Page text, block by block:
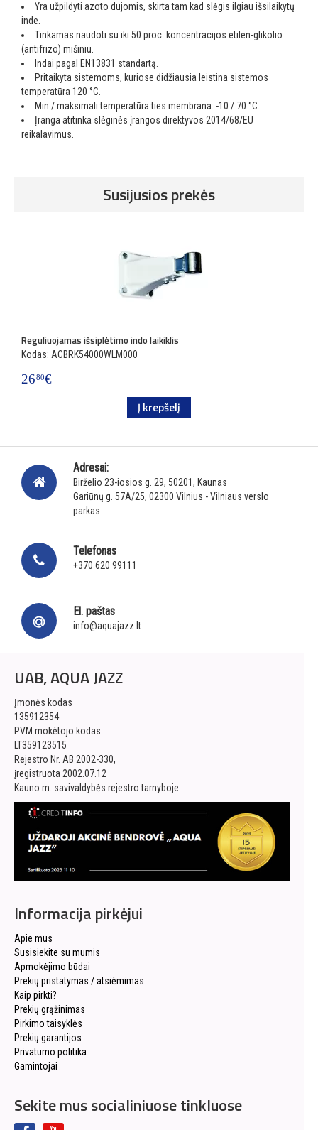
Yra užpildyti azoto dujomis, skirta tam kad slėgis ilgiau išsilaikytų
inde.
Tinkamas naudoti su iki 50 proc. koncentracijos etilen-glikolio
(antifrizo) mišiniu.
Indai pagal EN13831 standartą.
Pritaikyta sistemoms, kuriose didžiausia leistina sistemos
temperatūra 120 °C.
Min / maksimali temperatūra ties membrana: -10 / 70 °C.
Įranga atitinka slėginės įrangos direktyvos 2014/68/EU
reikalavimus.
Susijusios prekės
Reguliuojamas išsiplėtimo indo laikiklis
Kodas: ACBRK54000WLM000
2680€
Į krepšelį
Adresai:
Birželio 23-iosios g. 29, 50201, Kaunas
Gariūnų g. 57A/25, 02300 Vilnius - Vilniaus verslo
parkas
Telefonas
+370 620 99111
El. paštas
info@aquajazz.lt
UAB, AQUA JAZZ
Įmonės kodas
135912354
PVM mokėtojo kodas
LT359123515
Rejestro Nr. AB 2002-330,
įregistruota 2002.07.12
Kauno m. savivaldybės rejestro tarnyboje
Informacija pirkėjui
Apie mus
Susisiekite su mumis
Apmokėjimo būdai
Prekių pristatymas / atsiėmimas
Kaip pirkti?
Prekių grąžinimas
Pirkimo taisyklės
Prekių garantijos
Privatumo politika
Gamintojai
Sekite mus socialiniuose tinkluose